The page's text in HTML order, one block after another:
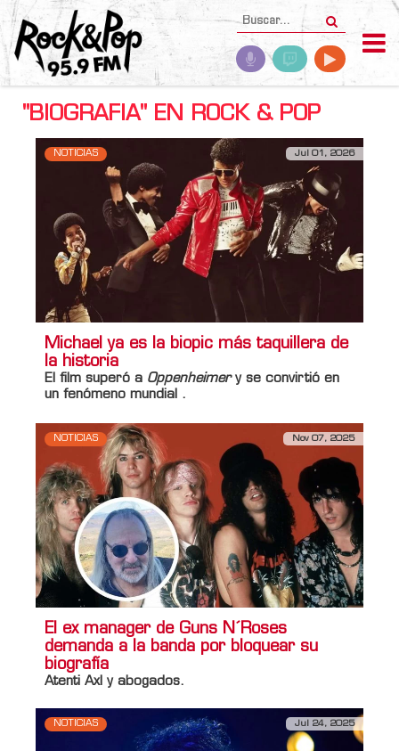
"BIOGRAFIA" EN ROCK & POP
NOTICIAS Jul 01, 2026
Michael ya es la biopic más taquillera de
la historia
El film superó a Oppenheimery se convirtió en
un fenómeno mundial .
NOTICIAS Nov 07, 2025
El ex manager de Guns N´Roses
demanda a la banda por bloquear su
biografía
Atenti Axl y abogados.
NOTICIAS Jul 24, 2025